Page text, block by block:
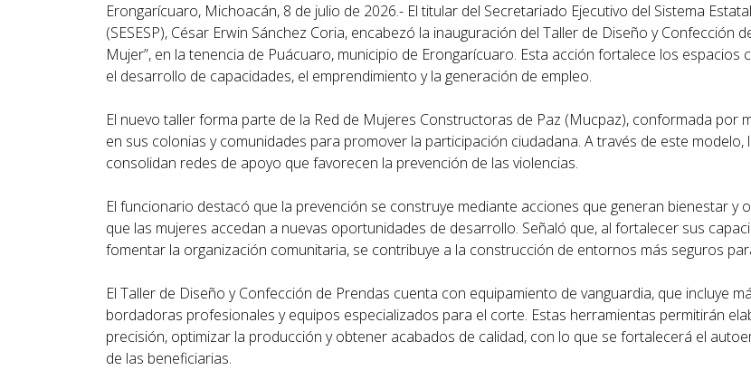
Erongarícuaro, Michoacán, 8 de julio de 2026.- El titular del Secretariado Ejecutivo del Sistema
(SESESP), César Erwin Sánchez Coria, encabezó la inauguración del Taller de Diseño y Confección
Mujer”, en la tenencia de Puácuaro, municipio de Erongarícuaro. Esta acción fortalece los espacios
el desarrollo de capacidades, el emprendimiento y la generación de empleo.
El nuevo taller forma parte de la Red de Mujeres Constructoras de Paz (Mucpaz), conformada por
en sus colonias y comunidades para promover la participación ciudadana. A través de este modelo,
consolidan redes de apoyo que favorecen la prevención de las violencias.
El funcionario destacó que la prevención se construye mediante acciones que generan bienestar y
que las mujeres accedan a nuevas oportunidades de desarrollo. Señaló que, al fortalecer sus
fomentar la organización comunitaria, se contribuye a la construcción de entornos más seguros
El Taller de Diseño y Confección de Prendas cuenta con equipamiento de vanguardia, que incluye
bordadoras profesionales y equipos especializados para el corte. Estas herramientas permitirán
precisión, optimizar la producción y obtener acabados de calidad, con lo que se fortalecerá el
de las beneficiarias.